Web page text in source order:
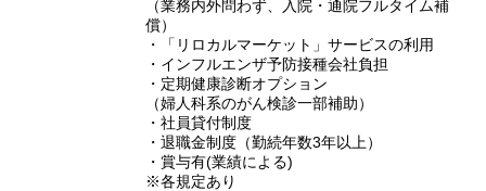
（業務内外問わず、入院・通院フルタイム補
償）
・「リロカルマーケット」サービスの利用
・インフルエンザ予防接種会社負担
・定期健康診断オプション
（婦人科系のがん検診一部補助）
・社員貸付制度
・退職金制度（勤続年数3年以上）
・賞与有(業績による)
※各規定あり